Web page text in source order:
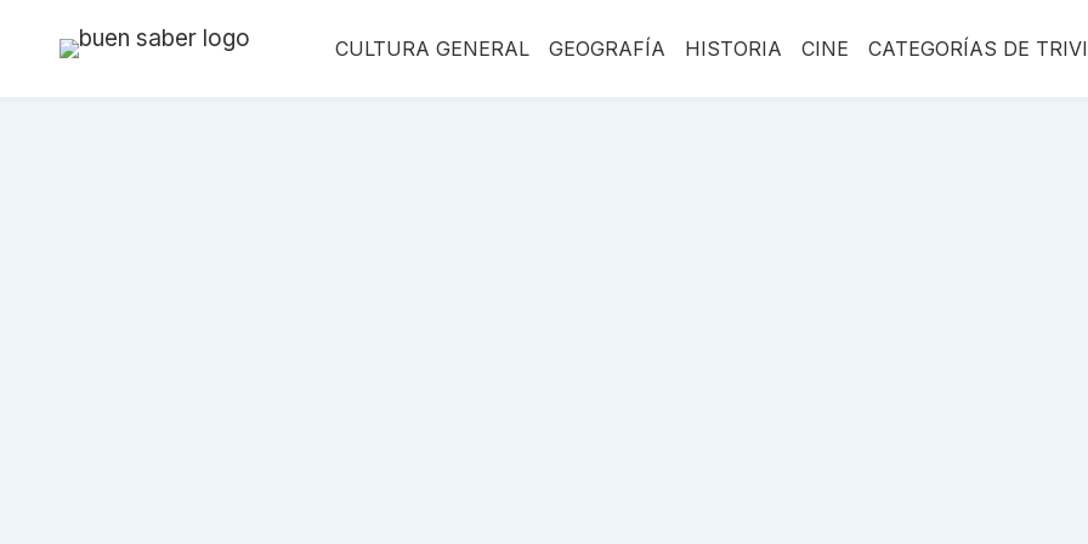
CULTURA GENERAL GEOGRAFÍA HISTORIA CINE CATEGORÍAS DE